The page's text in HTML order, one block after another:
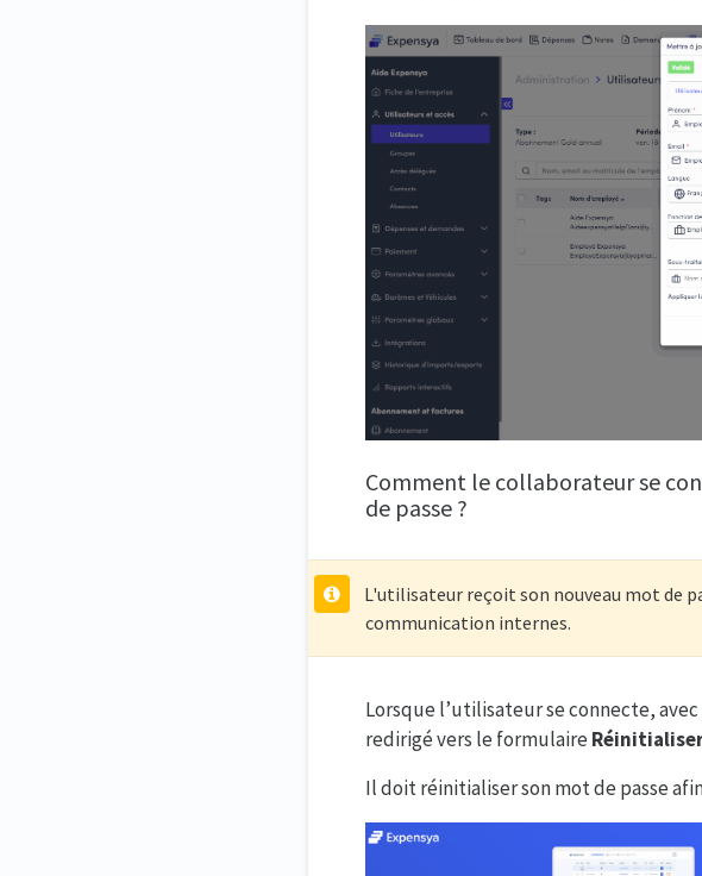
Comment le collaborateur se
de passe ?
L'utilisateur reçoit son nouveau mot de
communication internes.
Lorsque l’utilisateur se connecte,
redirigé vers le formulaire
Il doit réinitialiser son mot de passe